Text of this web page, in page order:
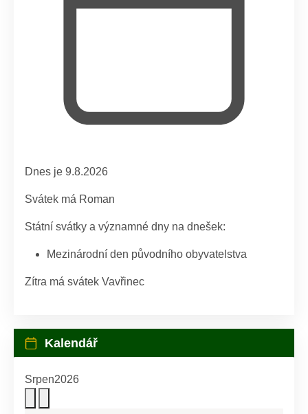
Dnes je 9.8.2026
Svátek má Roman
Státní svátky a významné dny na dnešek:
Mezinárodní den původního obyvatelstva
Zítra má svátek Vavřinec
Kalendář
Srpen2026